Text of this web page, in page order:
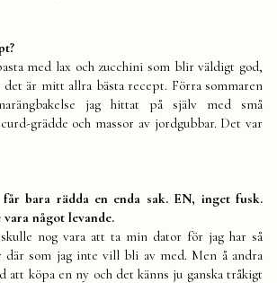
med lax och zucchini som blir väldigt god,
är mitt allra bästa recept. Förra sommaren
jag hittat på själv med små
grädde och massor av jordgubbar. Det var
bara rädda en enda sak. EN, inget fusk.
något levande.
nog vara att ta min dator för jag har så
där som jag inte vill bli av med. Men å andra
att köpa en ny och det känns ju ganska tråkigt